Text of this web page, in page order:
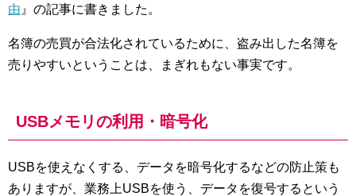
由 』の記事に書きました。
名簿の売買が合法化されているために、盗み出した名簿を
売りやすいということは、まぎれもない事実です。
USBメモリの利用・暗号化
USBを使えなくする、データを暗号化するなどの防止策も
ありますが、業務上USBを使う、データを復号するという